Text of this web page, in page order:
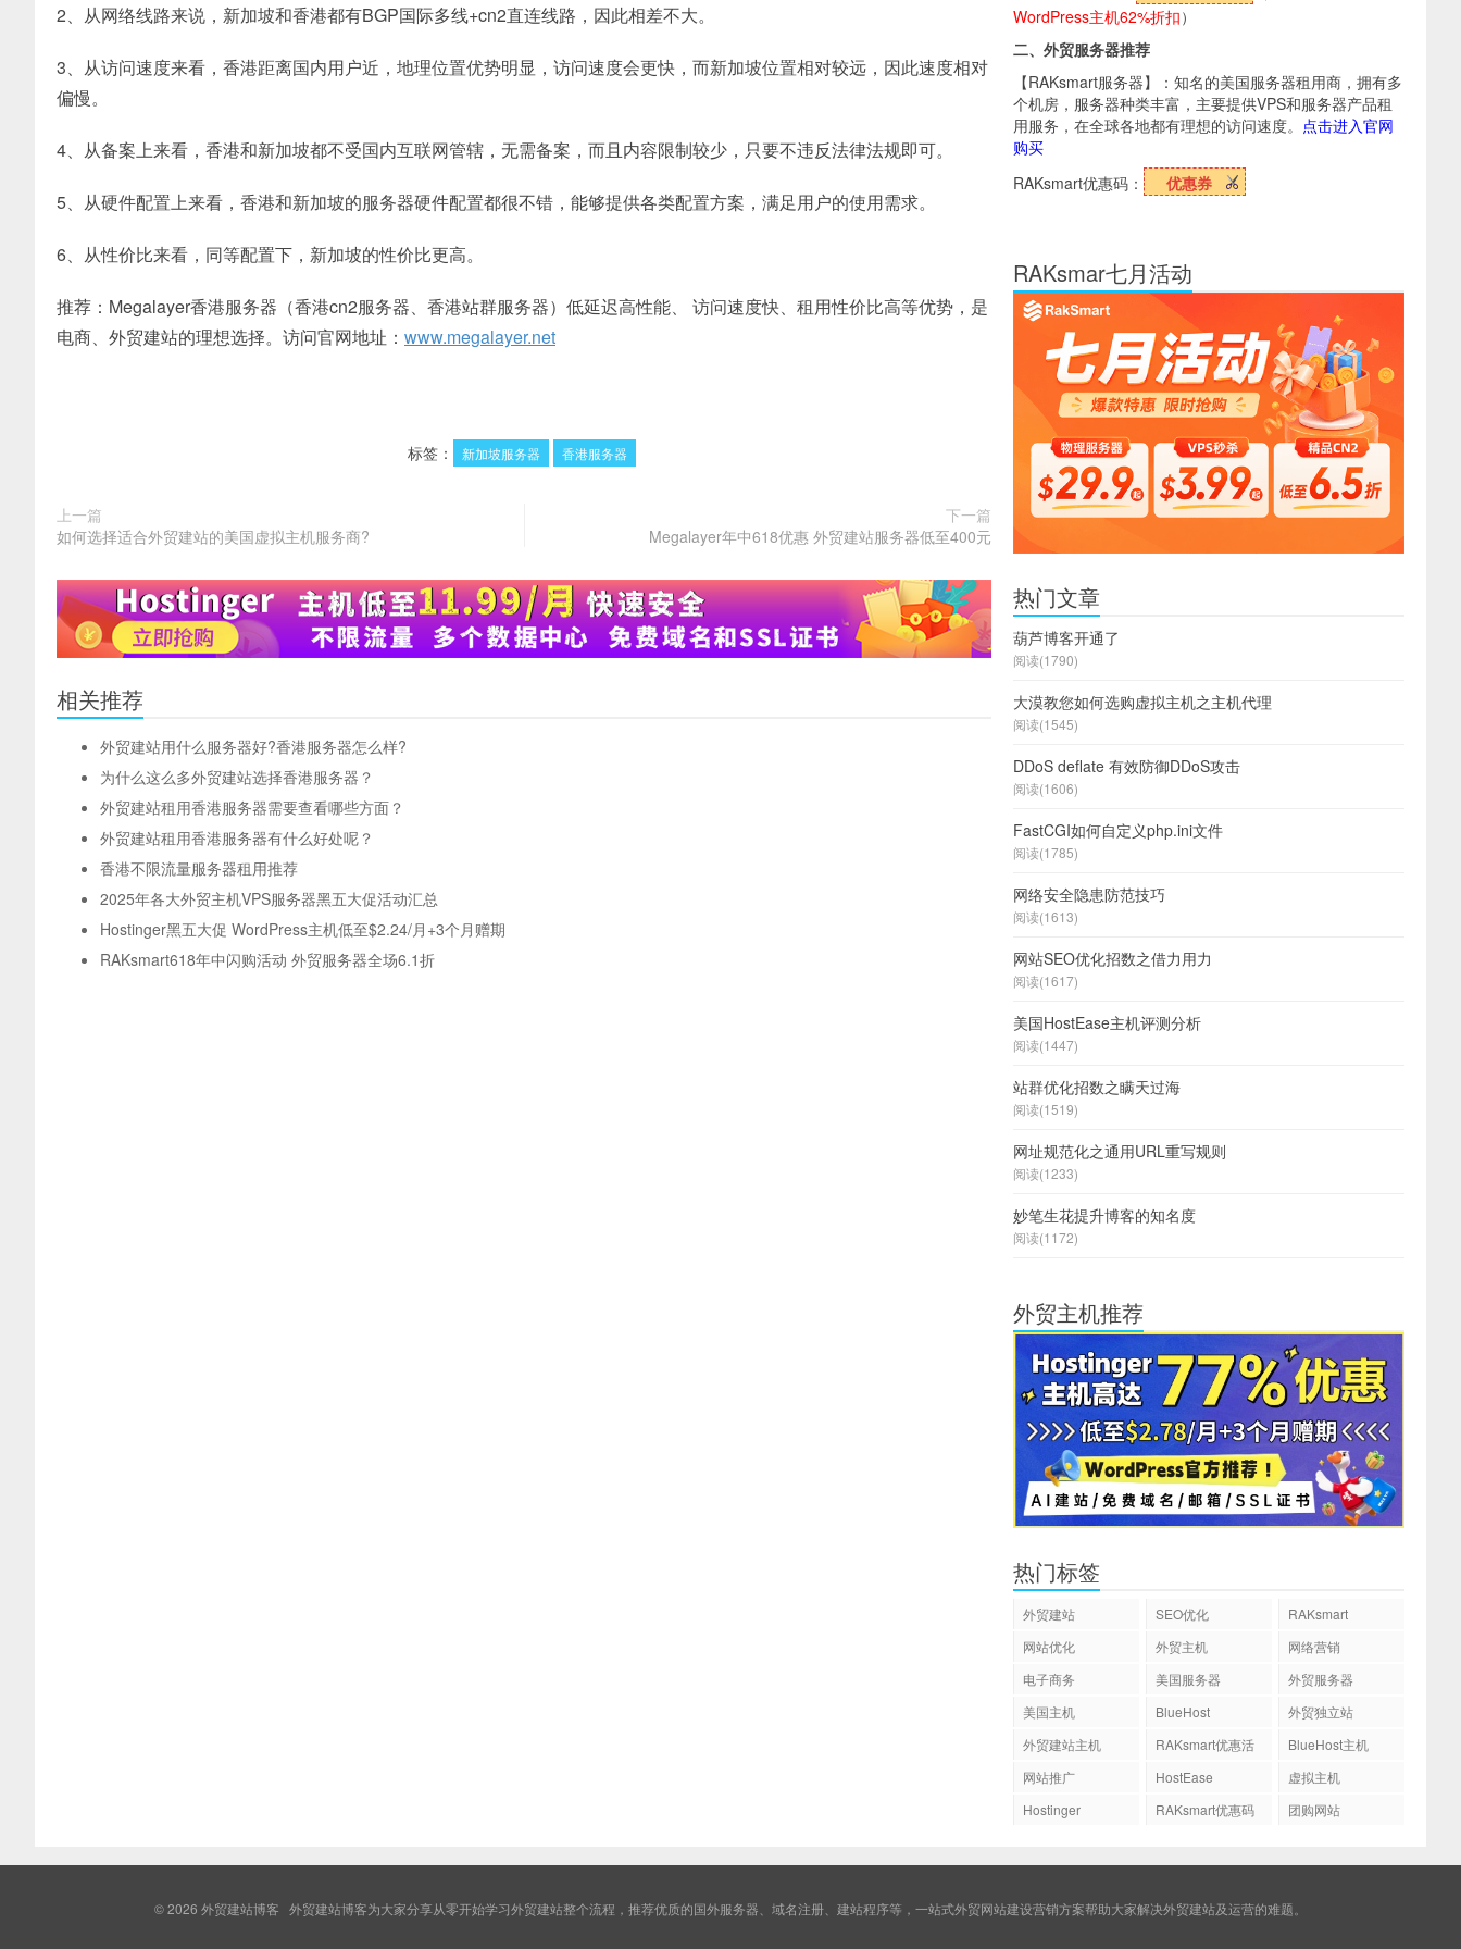
2、从网络线路来说，新加坡和香港都有BGP国际多线+cn2直连线路，因此相差不大。
3、从访问速度来看，香港距离国内用户近，地理位置优势明显，访问速度会更快，而新加坡位置相对较远，因此速度相对
偏慢。
4、从备案上来看，香港和新加坡都不受国内互联网管辖，无需备案，而且内容限制较少，只要不违反法律法规即可。
5、从硬件配置上来看，香港和新加坡的服务器硬件配置都很不错，能够提供各类配置方案，满足用户的使用需求。
6、从性价比来看，同等配置下，新加坡的性价比更高。
推荐：Megalayer香港服务器（香港cn2服务器、香港站群服务器）低延迟高性能、 访问速度快、租用性价比高等优势，是
电商、外贸建站的理想选择。访问官网地址： www.megalayer.net
标签： 新加坡服务器 香港服务器
上一篇
如何选择适合外贸建站的美国虚拟主机服务商?
下一篇
Megalayer年中618优惠 外贸建站服务器低至400元
相关推荐
外贸建站用什么服务器好?香港服务器怎么样?
为什么这么多外贸建站选择香港服务器？
外贸建站租用香港服务器需要查看哪些方面？
外贸建站租用香港服务器有什么好处呢？
香港不限流量服务器租用推荐
2025年各大外贸主机VPS服务器黑五大促活动汇总
Hostinger黑五大促 WordPress主机低至$2.24/月+3个月赠期
RAKsmart618年中闪购活动 外贸服务器全场6.1折
WordPress主机62%折扣）
二、外贸服务器推荐
【RAKsmart服务器】：知名的美国服务器租用商，拥有多
个机房，服务器种类丰富，主要提供VPS和服务器产品租
用服务，在全球各地都有理想的访问速度。 点击进入官网
购买
RAKsmart优惠码：
优惠券
RAKsmar七月活动
热门文章
葫芦博客开通了
阅读(1790)
大漠教您如何选购虚拟主机之主机代理
阅读(1545)
DDoS deflate 有效防御DDoS攻击
阅读(1606)
FastCGI如何自定义php.ini文件
阅读(1785)
网络安全隐患防范技巧
阅读(1613)
网站SEO优化招数之借力用力
阅读(1617)
美国HostEase主机评测分析
阅读(1447)
站群优化招数之瞒天过海
阅读(1519)
网址规范化之通用URL重写规则
阅读(1233)
妙笔生花提升博客的知名度
阅读(1172)
外贸主机推荐
热门标签
外贸建站 SEO优化
RAKsmart
网站优化
外贸主机
网络营销
电子商务
美国服务器
外贸服务器
美国主机
BlueHost
外贸独立站
外贸建站主机
RAKsmart优惠活
BlueHost主机
网站推广
HostEase
虚拟主机
Hostinger
RAKsmart优惠码 团购网站
© 2026 外贸建站博客 外贸建站博客为大家分享从零开始学习外贸建站整个流程，推荐优质的国外服务器、域名注册、建站程序等，一站式外贸网站建设营销方案帮助大家解决外贸建站及运营的难题。